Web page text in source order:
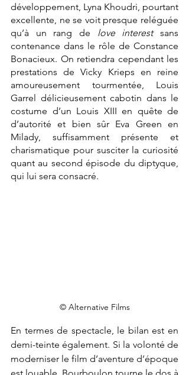
développement, Lyna Khoudri, pourtant
excellente, ne se voit presque reléguée
qu’à un rang de love interest sans
contenance dans le rôle de Constance
Bonacieux. On retiendra cependant les
prestations de Vicky Krieps en reine
amoureusement tourmentée, Louis
Garrel délicieusement cabotin dans le
costume d’un Louis XIII en quête de
d’autorité et bien sûr Eva Green en
Milady, suffisamment présente et
charismatique pour susciter la curiosité
quant au second épisode du diptyque,
qui lui sera consacré.
© Alternative Films
En termes de spectacle, le bilan est en
demi-teinte également. Si la volonté de
moderniser le film d’aventure d’époque